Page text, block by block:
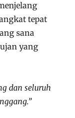
tepat
sana
yang
dan seluruh